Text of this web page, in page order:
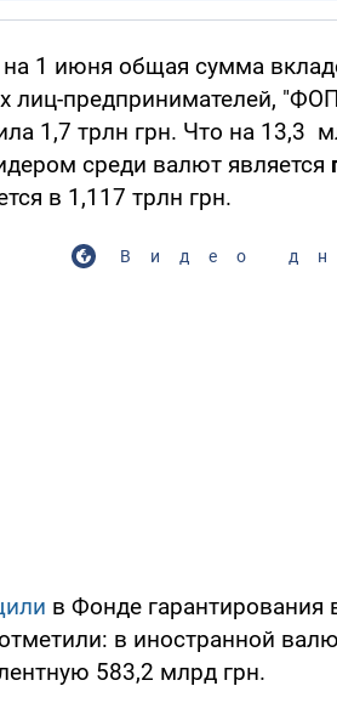
1 июня общая сумма
лиц-предпринимателей,
1,7 трлн грн. Что на 13,3
среди валют является
в 1,117 трлн грн.
Видео
в Фонде гарантирования
в иностранной
583,2 млрд грн.